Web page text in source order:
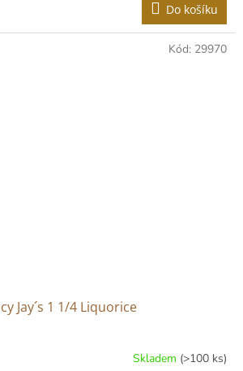
Do košíku
Jay´s 1 1/4 Liquorice
Skladem (>100 ks)
Kód: 29970